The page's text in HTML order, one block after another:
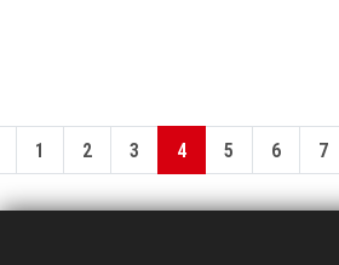
1 2 3 4 5 6 7